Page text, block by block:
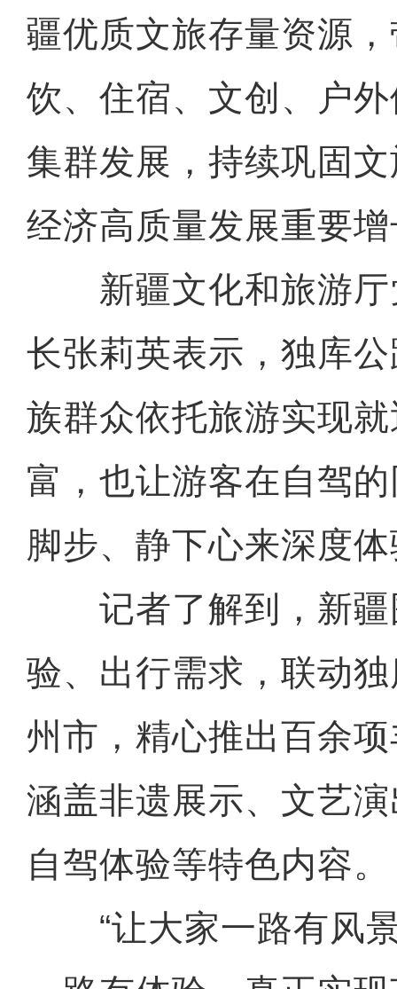
疆优质文旅存量资源
饮、住宿、文创、户
集群发展，持续巩固
经济高质量发展重要
新疆文化和旅游厅
长张莉英表示，独库
族群众依托旅游实现
富，也让游客在自驾
脚步、静下心来深度
记者了解到，新疆
验、出行需求，联动
州市，精心推出百余
涵盖非遗展示、文艺
自驾体验等特色内容。
“让大家一路有风景